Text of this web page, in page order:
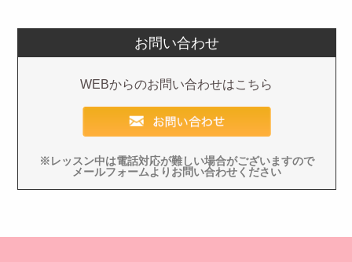
お問い合わせ
WEBからのお問い合わせはこちら
※レッスン中は電話対応が難しい場合がございますので
メールフォームよりお問い合わせください